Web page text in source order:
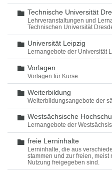
Ordner
Technische Universität
Lehrveranstaltungen und
Technischen Universität
Ordner
Universität Leipzig
Lernangebote der Universität
Ordner
Vorlagen
Vorlagen für Kurse.
Ordner
Weiterbildung
Weiterbildungsangebote der
Ordner
Westsächsische
Lernangebote der
Ordner
freie Lerninhalte
Lerninhalte, die aus
stammen und zur freien, meist
Nutzung freigegeben sind.